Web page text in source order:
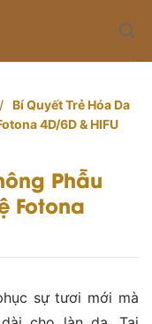
/ Bí Quyết Trẻ Hóa Da
4D/6D & HIFU
Phẫu
Fotona
sự tươi mới mà